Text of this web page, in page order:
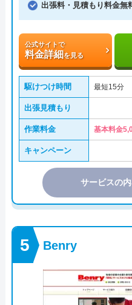
出張料・見積もり料金無
公式サイトで
料金詳細を見る
駆けつけ時間 最短15分
出張見積もり
作業料金 基本料金
キャンペーン
サービスの
Benry